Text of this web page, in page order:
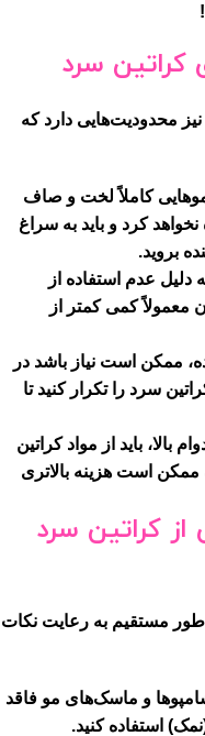
سرد
محدودیت‌هایی دارد که
کاملاً لخت و صاف
کرد و باید به سراغ
بروید.
دلیل عدم استفاده از
معمولاً کمی کمتر از
ممکن است نیاز باشد در
3 ماه یکبار) کراتین سرد را تکرار کنید تا
بالا، باید از مواد کراتین
ممکن است هزینه بالاتری
کراتین سرد
مستقیم به رعایت نکات
و ماسک‌های مو فاقد
استفاده کنید.